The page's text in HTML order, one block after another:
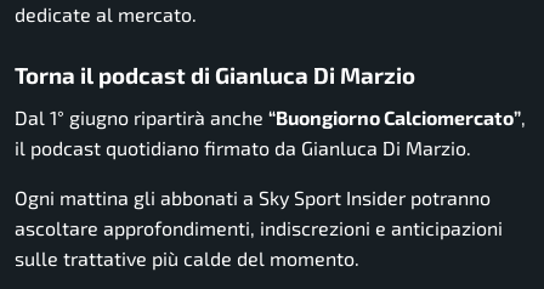
dedicate al mercato.
Torna il podcast di Gianluca Di Marzio
Dal 1° giugno ripartirà anche “Buongiorno Calciomercato”,
il podcast quotidiano firmato da Gianluca Di Marzio.
Ogni mattina gli abbonati a Sky Sport Insider potranno
ascoltare approfondimenti, indiscrezioni e anticipazioni
sulle trattative più calde del momento.